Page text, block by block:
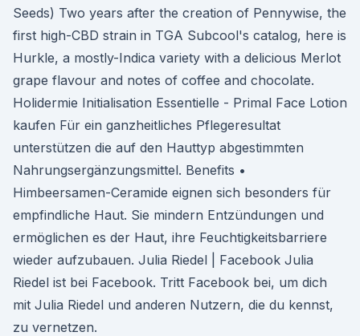
Seeds) Two years after the creation of Pennywise, the
first high-CBD strain in TGA Subcool's catalog, here is
Hurkle, a mostly-Indica variety with a delicious Merlot
grape flavour and notes of coffee and chocolate.
Holidermie Initialisation Essentielle - Primal Face Lotion
kaufen Für ein ganzheitliches Pflegeresultat
unterstützen die auf den Hauttyp abgestimmten
Nahrungsergänzungsmittel. Benefits •
Himbeersamen-Ceramide eignen sich besonders für
empfindliche Haut. Sie mindern Entzündungen und
ermöglichen es der Haut, ihre Feuchtigkeitsbarriere
wieder aufzubauen. Julia Riedel | Facebook Julia
Riedel ist bei Facebook. Tritt Facebook bei, um dich
mit Julia Riedel und anderen Nutzern, die du kennst,
zu vernetzen.